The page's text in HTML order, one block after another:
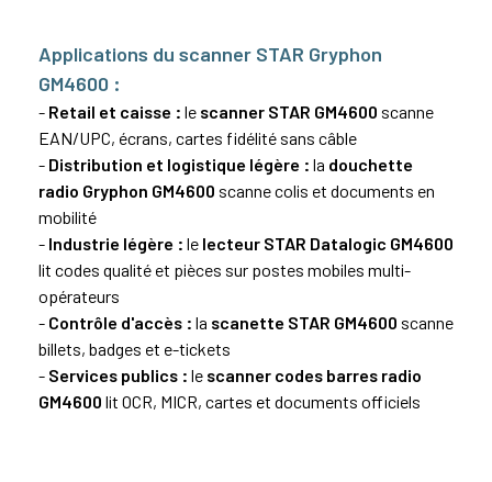
Applications du scanner STAR Gryphon
GM4600 :
- Retail et caisse : le scanner STAR GM4600 scanne
EAN/UPC, écrans, cartes fidélité sans câble
- Distribution et logistique légère : la douchette
radio Gryphon GM4600 scannecolis et documents en
mobilité
- Industrie légère : le lecteur STAR Datalogic GM4600
lit codes qualité et pièces sur postes mobiles multi-
opérateurs
- Contrôle d'accès : la scanette STAR GM4600 scanne
billets, badges et e-tickets
- Services publics : le scanner codes barres radio
GM4600 lit OCR, MICR, cartes et documents officiels